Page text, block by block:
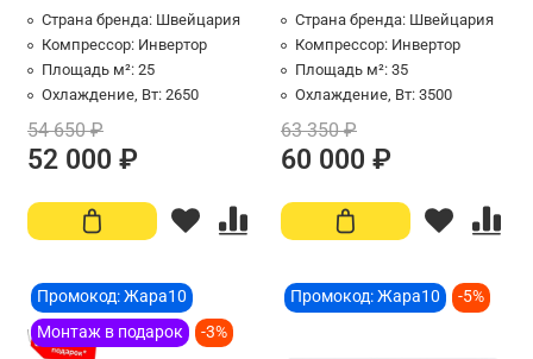
Страна бренда: Швейцария
Компрессор: Инвертор
Площадь м²: 25
Охлаждение, Вт: 2650
54 650 ₽
52 000 ₽
Страна бренда: Швейцария
Компрессор: Инвертор
Площадь м²: 35
Охлаждение, Вт: 3500
63 350 ₽
60 000 ₽
Промокод: Жара10
Монтаж в подарок
-3%
Промокод: Жара10 -5%